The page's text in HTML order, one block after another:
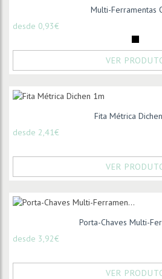
Multi-Ferramentas
desde 0,93€
VER
Fita Métrica
desde 2,41€
VER
Porta-Chaves Multi-
desde 3,92€
VER